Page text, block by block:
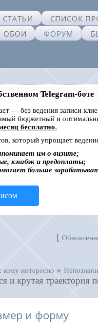
СТАТЬИ
СПИСОК
ОБОИ
ФОРУМ
Telegram-боте
— без ведения записи
бюджетный и
бесплатно.
который упрощает
им о визите;
кэшбэк и предоплаты;
больше
[
кому интересно »
и крутая траектория
и форму